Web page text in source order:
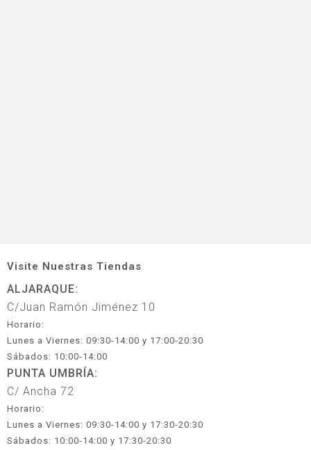
Visite Nuestras Tiendas
ALJARAQUE:
C/Juan Ramón Jiménez 10
Horario:
Lunes a Viernes: 09:30-14:00 y 17:00-20:30
Sábados: 10:00-14:00
PUNTA UMBRÍA:
C/ Ancha 72
Horario:
Lunes a Viernes: 09:30-14:00 y 17:30-20:30
Sábados: 10:00-14:00 y 17:30-20:30